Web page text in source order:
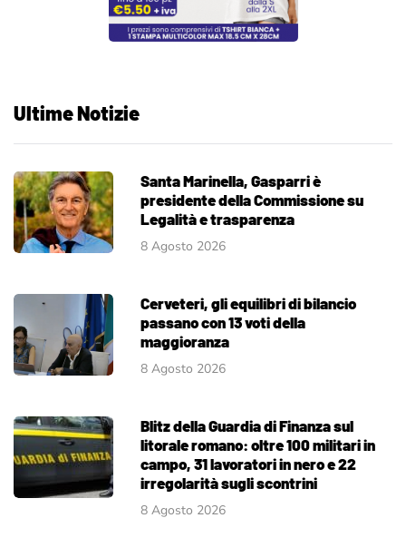
Ultime Notizie
Santa Marinella, Gasparri è
presidente della Commissione su
Legalità e trasparenza
8 Agosto 2026
Cerveteri, gli equilibri di bilancio
passano con 13 voti della
maggioranza
8 Agosto 2026
Blitz della Guardia di Finanza sul
litorale romano: oltre 100 militari in
campo, 31 lavoratori in nero e 22
irregolarità sugli scontrini
8 Agosto 2026